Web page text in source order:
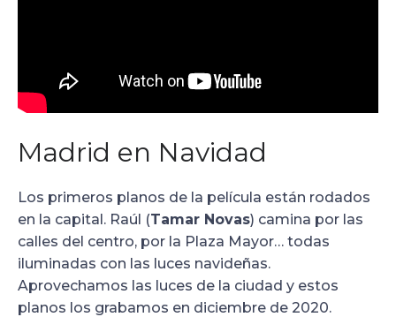
Madrid en Navidad
Los primeros planos de la película están rodados
en la capital. Raúl (Tamar Novas) camina por las
calles del centro, por la Plaza Mayor… todas
iluminadas con las luces navideñas.
Aprovechamos las luces de la ciudad y estos
planos los grabamos en diciembre de 2020.